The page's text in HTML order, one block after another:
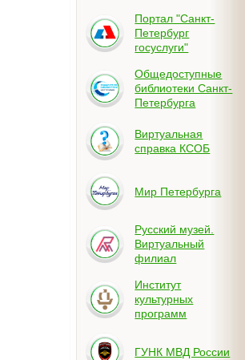
Портал "Санкт-
Петербург
госуслуги"
Общедоступные
библиотеки Санкт-
Петербурга
Виртуальная
справка КСОБ
Мир Петербурга
Русский музей.
Виртуальный
филиал
Институт
культурных
программ
ГУНК МВД России